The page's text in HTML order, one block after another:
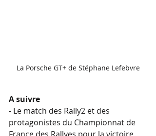
La Porsche GT+ de Stéphane Lefebvre
A suivre
- Le match des Rally2 et des
protagonistes du Championnat de